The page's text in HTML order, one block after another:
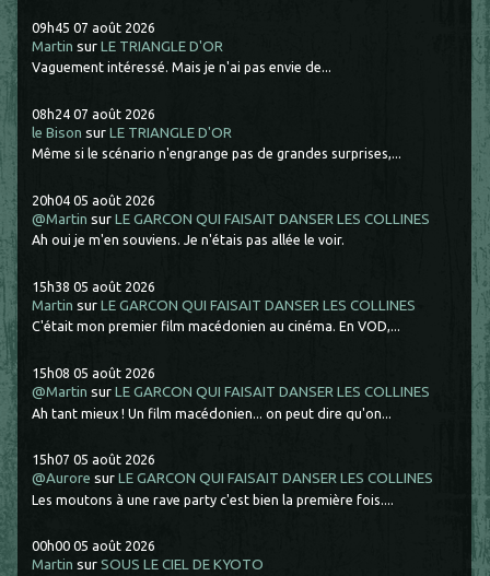
09h45 07 août 2026
Martin surLE TRIANGLE D'OR
Vaguement intéressé. Mais je n'ai pas envie de...
08h24 07 août 2026
le Bison surLE TRIANGLE D'OR
Même si le scénario n'engrange pas de grandes surprises,...
20h04 05 août 2026
@Martin surLE GARCON QUI FAISAIT DANSER LES COLLINES
Ah oui je m'en souviens. Je n'étais pas allée le voir.
15h38 05 août 2026
Martin surLE GARCON QUI FAISAIT DANSER LES COLLINES
C'était mon premier film macédonien au cinéma. En VOD,...
15h08 05 août 2026
@Martin surLE GARCON QUI FAISAIT DANSER LES COLLINES
Ah tant mieux ! Un film macédonien... on peut dire qu'on...
15h07 05 août 2026
@Aurore surLE GARCON QUI FAISAIT DANSER LES COLLINES
Les moutons à une rave party c'est bien la première fois....
00h00 05 août 2026
Martin surSOUS LE CIEL DE KYOTO